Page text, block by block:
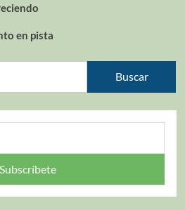
en pista
Subscríbete